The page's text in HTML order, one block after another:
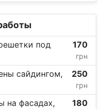
под
170
грн
сайдингом,
250
грн
на фасадах,
180